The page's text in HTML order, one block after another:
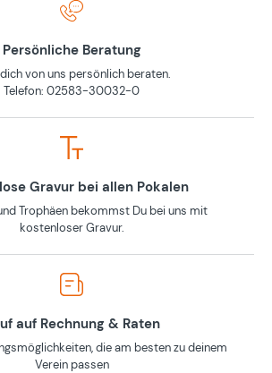
Persönliche Beratung
von uns persönlich beraten.
Telefon: 02583-30032-0
Gravur bei allen Pokalen
Trophäen bekommst Du bei uns mit
kostenloser Gravur.
auf Rechnung & Raten
die am besten zu deinem
Verein passen